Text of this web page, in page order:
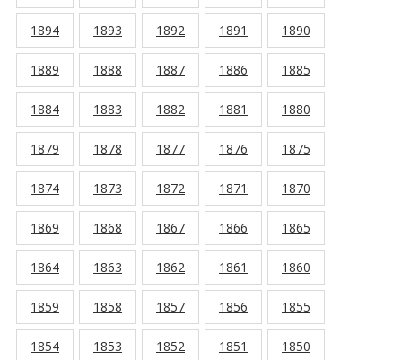
1894 1893 1892 1891 1890
1889 1888 1887 1886 1885
1884 1883 1882 1881 1880
1879 1878 1877 1876 1875
1874 1873 1872 1871 1870
1869 1868 1867 1866 1865
1864 1863 1862 1861 1860
1859 1858 1857 1856 1855
1854 1853 1852 1851 1850